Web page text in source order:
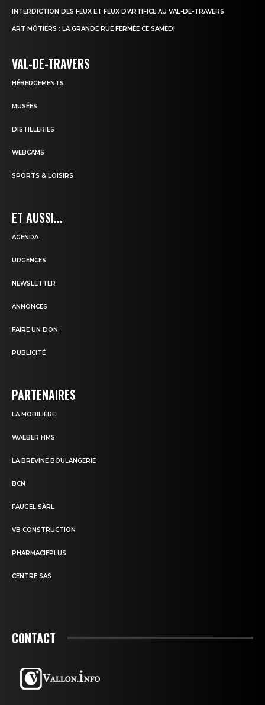
INTERDICTION DES FEUX ET FEUX D’ARTIFICE AU VAL-DE-TRAVERS
ART MÔTIERS : LA GRANDE RUE FERMÉE CE SAMEDI
VAL-DE-TRAVERS
HÉBERGEMENTS
MUSÉES
DISTILLERIES
WEBCAMS
SPORTS & LOISIRS
ET AUSSI...
AGENDA
URGENCES
NEWSLETTER
ANNONCES
FAIRE UN DON
PUBLICITÉ
PARTENAIRES
LA MOBILIÈRE
WAEBER HMS
LA BRÉVINE BOULANGERIE
BCN
FAUGEL SÀRL
VB CONSTRUCTION
PHARMACIEPLUS
CENTRE SAS
CONTACT